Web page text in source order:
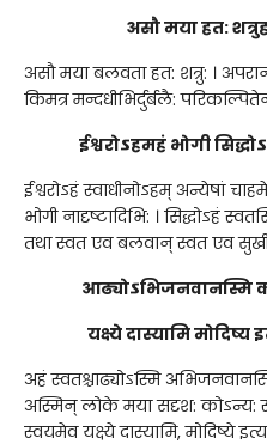
असौ मया हत:
असौ मया बलवता हत: शत्रु: ।
किमत्र मन्दधीभिर्दुर्बलै:
ईश्वरोऽहमहं भोगी
ईश्वरोऽहं स्वाधीनोऽहम् अन्येषां
भोगी नादृष्टादिभि: । सिद्धोऽहं
तथा स्वत एव बलवान् स्वत एव
आढ्योऽभिजनवानस्मि
यक्ष्ये दास्यामि मोदिष्य
अहं स्वतश्चाढ्योऽस्मि
अस्मिन् लोके मया सदृश: कोऽन्य:
स्वयमेव यक्ष्ये दास्यामि, मोदिष्ये